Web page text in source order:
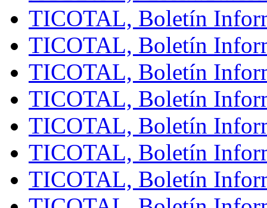
TICOTAL, Boletín
TICOTAL, Boletín
TICOTAL, Boletín
TICOTAL, Boletín
TICOTAL, Boletín
TICOTAL, Boletín
TICOTAL, Boletín